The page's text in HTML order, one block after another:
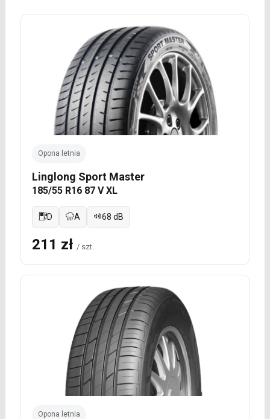
Opona letnia
Linglong Sport Master
185/55 R16 87 V XL
D A 68 dB
211 zł / szt.
Opona letnia